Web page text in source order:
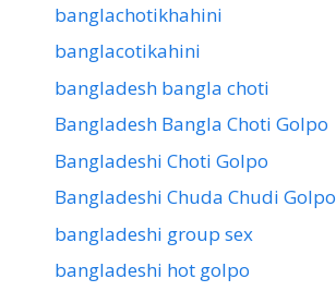
banglachotikhahini
banglacotikahini
bangladesh bangla choti
Bangladesh Bangla Choti Golpo
Bangladeshi Choti Golpo
Bangladeshi Chuda Chudi Golpo
bangladeshi group sex
bangladeshi hot golpo